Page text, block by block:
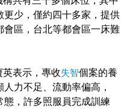
少，僅約四十多家，提供
會區，台北等都會區一床難
表示，專收失智個案的養
力不足、流動率偏高，
態，許多照服員完成訓練